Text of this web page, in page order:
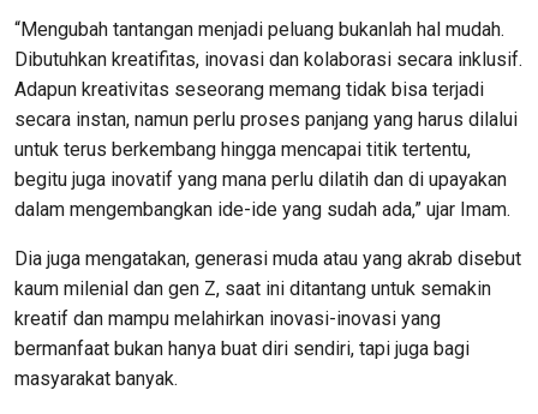
“Mengubah tantangan menjadi peluang bukanlah hal mudah.
Dibutuhkan kreatifitas, inovasi dan kolaborasi secara inklusif.
Adapun kreativitas seseorang memang tidak bisa terjadi
secara instan, namun perlu proses panjang yang harus dilalui
untuk terus berkembang hingga mencapai titik tertentu,
begitu juga inovatif yang mana perlu dilatih dan di upayakan
dalam mengembangkan ide-ide yang sudah ada,” ujar Imam.
Dia juga mengatakan, generasi muda atau yang akrab disebut
kaum milenial dan gen Z, saat ini ditantang untuk semakin
kreatif dan mampu melahirkan inovasi-inovasi yang
bermanfaat bukan hanya buat diri sendiri, tapi juga bagi
masyarakat banyak.